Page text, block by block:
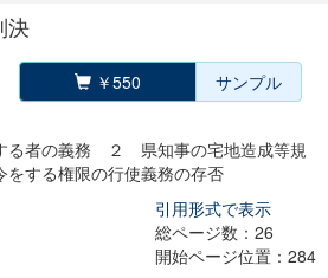
決
￥550 サンプル
る者の義務 ２ 県知事の宅地造成等規
する権限の行使義務の存否
引用形式で表示
総ページ数：26
開始ページ位置：284